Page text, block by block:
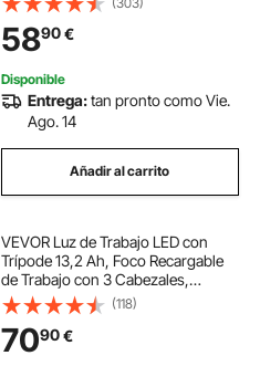
Manija para Isla de Barbacoa,
Estación de Parrilla, Armario
Exterior
5890€
Disponible
Entrega:tan pronto como Vie.
Ago. 14
Añadir al carrito
VEVOR Luz de Trabajo LED con
Trípode 13,2 Ah, Foco Recargable
de Trabajo con 3 Cabezales,
Recargable, Inalámbrica, 2200
Lúmenes, 3000 K-6500 K,
Iluminación Portátil para Obras de
Construcción
(118)
7090€